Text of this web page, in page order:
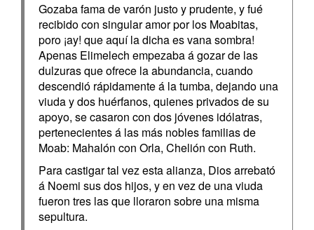
Gozaba fama de varón justo y prudente, y fué
recibido con singular amor por los Moabitas,
poro ¡ay! que aquí la dicha es vana sombra!
Apenas Elimelech empezaba á gozar de las
dulzuras que ofrece la abundancia, cuando
descendió rápidamente á la tumba, dejando una
viuda y dos huérfanos, quienes privados de su
apoyo, se casaron con dos jóvenes idólatras,
pertenecientes á las más nobles familias de
Moab: Mahalón con Orla, Chelión con Ruth.
Para castigar tal vez esta alianza, Dios arrebató
á Noemi sus dos hijos, y en vez de una viuda
fueron tres las que lloraron sobre una misma
sepultura.